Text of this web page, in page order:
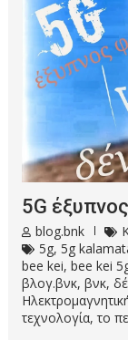
5G
blog.bnk
5g,5g
bee kei,bee kei
βλογ.βνκ,βνκ,
τεχνολογία,το